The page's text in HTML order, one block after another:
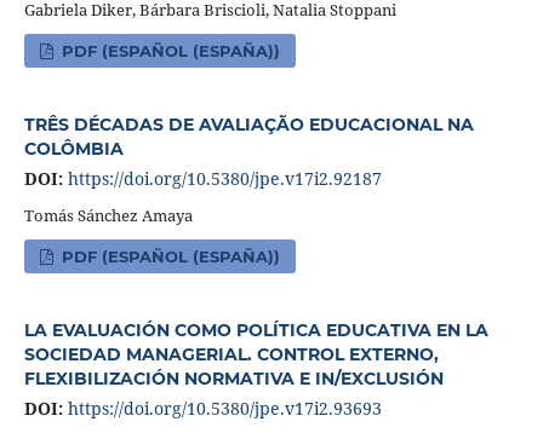
Gabriela Diker, Bárbara Briscioli, Natalia Stoppani
PDF (ESPAÑOL (ESPAÑA))
TRÊS DÉCADAS DE AVALIAÇÃO EDUCACIONAL NA
COLÔMBIA
DOI: https://doi.org/10.5380/jpe.v17i2.92187
Tomás Sánchez Amaya
PDF (ESPAÑOL (ESPAÑA))
LA EVALUACIÓN COMO POLÍTICA EDUCATIVA EN LA
SOCIEDAD MANAGERIAL. CONTROL EXTERNO,
FLEXIBILIZACIÓN NORMATIVA E IN/EXCLUSIÓN
DOI: https://doi.org/10.5380/jpe.v17i2.93693